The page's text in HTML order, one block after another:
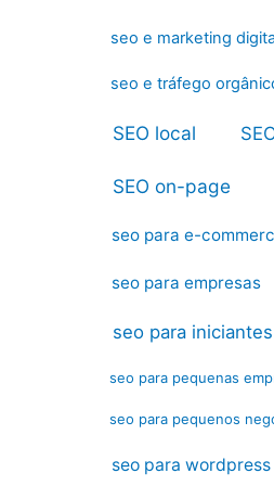
seo e marketing
seo e tráfego
SEO local
SEO on-page
seo para e-
seo para empresas
seo para iniciantes
seo para pequenas
seo para pequenos
seo para wordpress